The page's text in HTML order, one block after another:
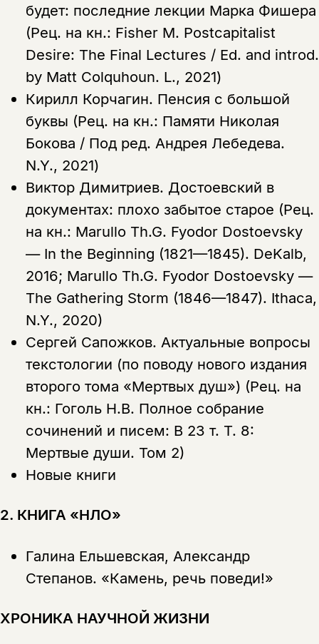
будет: последние лекции Марка Фишера
(Рец. на кн.: Fisher M. Postcapitalist
Desire: The Final Lectures / Ed. and introd.
by Matt Colquhoun. L., 2021)
Кирилл Корчагин. Пенсия с большой
буквы (Рец. на кн.: Памяти Николая
Бокова / Под ред. Андрея Лебедева.
N.Y., 2021)
Виктор Димитриев. Достоевский в
документах: плохо забытое старое (Рец.
на кн.: Marullo Th.G. Fyodor Dostoevsky
— In the Beginning (1821—1845). DeKalb,
2016; Marullo Th.G. Fyodor Dostoevsky —
The Gathering Storm (1846—1847). Ithaca,
N.Y., 2020)
Сергей Сапожков. Актуальные вопросы
текстологии (по поводу нового издания
второго тома «Мертвых душ») (Рец. на
кн.: Гоголь Н.В. Полное собрание
сочинений и писем: В 23 т. Т. 8:
Мертвые души. Том 2)
Новые книги
2. КНИГА «НЛО»
Галина Ельшевская, Александр
Степанов. «Камень, речь поведи!»
ХРОНИКА НАУЧНОЙ ЖИЗНИ